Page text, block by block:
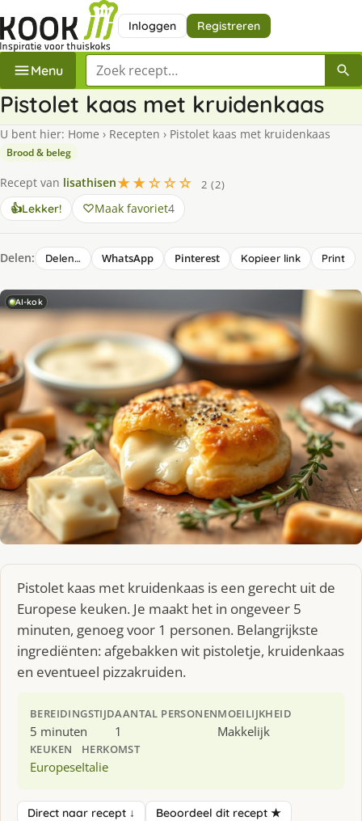
Inloggen Registreren
Menu Zoek een recept
Pistolet kaas met kruidenkaas
U bent hier: Home › Recepten › Pistolet kaas met kruidenkaas
Brood & beleg
Recept van lisathisen★★☆☆☆
2 (2)
👍Lekker! Maak favoriet4
Delen: Delen… WhatsApp Pinterest Kopieer link Print
AI-kok
Pistolet kaas met kruidenkaas is een gerecht uit de
Europese keuken. Je maakt het in ongeveer 5
minuten, genoeg voor 1 personen. Belangrijkste
ingrediënten: afgebakken wit pistoletje, kruidenkaas
en eventueel pizzakruiden.
BEREIDINGSTIJD
5 minuten
AANTAL PERSONEN
1
MOEILIJKHEID
Makkelijk
KEUKEN
Europese
HERKOMST
Italie
Direct naar recept ↓ Beoordeel dit recept ★